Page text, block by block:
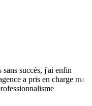
sans succès, j'ai enfin
a pris en charge ma